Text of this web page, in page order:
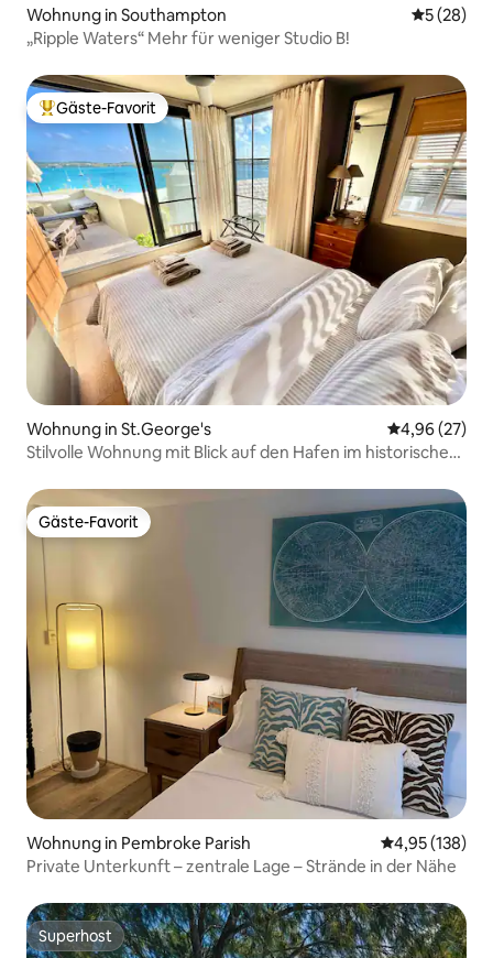
Wohnung in Southampton
5 (28)
„Ripple Waters“ Mehr für weniger Studio B!
Beliebter Gäste-Favorit.
Gäste-Favorit
Wohnung in St.George's
4,96 (27)
Stilvolle Wohnung mit Blick auf den Hafen im historischen
Gäste-Favorit
Gäste-Favorit
Wohnung in Pembroke Parish
4,95 (138)
Private Unterkunft – zentrale Lage – Strände in der Nähe
Superhost
Superhost